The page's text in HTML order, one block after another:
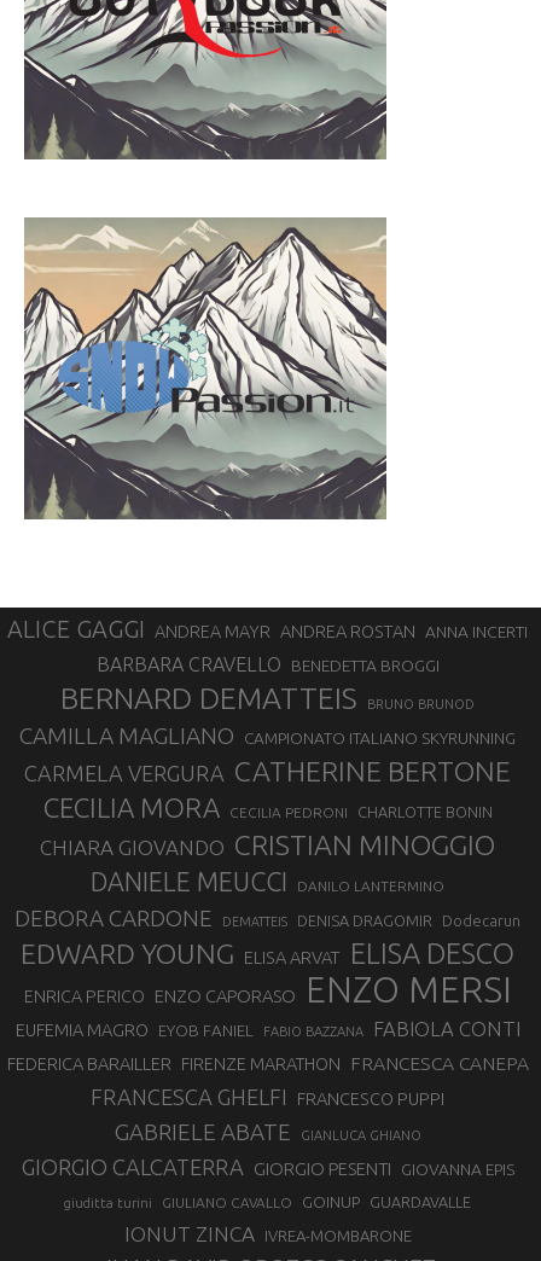
ALICE GAGGI ANDREA MAYR ANDREA ROSTAN ANNA INCERTI
BARBARA CRAVELLO BENEDETTA BROGGI
BERNARD DEMATTEIS BRUNO BRUNOD
CAMILLA MAGLIANO CAMPIONATO ITALIANO SKYRUNNING
CARMELA VERGURA CATHERINE BERTONE
CECILIA MORA CECILIA PEDRONI CHARLOTTE BONIN
CHIARA GIOVANDO CRISTIAN MINOGGIO
DANIELE MEUCCI DANILO LANTERMINO
DEBORA CARDONE DEMATTEIS DENISA DRAGOMIR Dodecarun
EDWARD YOUNG ELISA ARVAT ELISA DESCO
ENRICA PERICO ENZO CAPORASO ENZO MERSI
EUFEMIA MAGRO EYOB FANIEL FABIO BAZZANA FABIOLA CONTI
FEDERICA BARAILLER FIRENZE MARATHON FRANCESCA CANEPA
FRANCESCA GHELFI FRANCESCO PUPPI
GABRIELE ABATE GIANLUCA GHIANO
GIORGIO CALCATERRA GIORGIO PESENTI GIOVANNA EPIS
giuditta turini GIULIANO CAVALLO GOINUP GUARDAVALLE
IONUT ZINCA IVREA-MOMBARONE